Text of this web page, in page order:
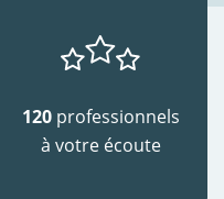
120 professionnels
à votre écoute